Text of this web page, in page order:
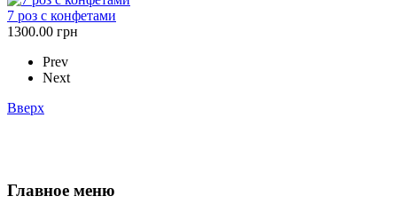
7 роз с конфетами
1300.00 грн
Prev
Next
Вверх
Главное меню